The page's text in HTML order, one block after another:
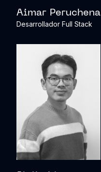
Aimar Peruchena
Desarrollador Full Stack